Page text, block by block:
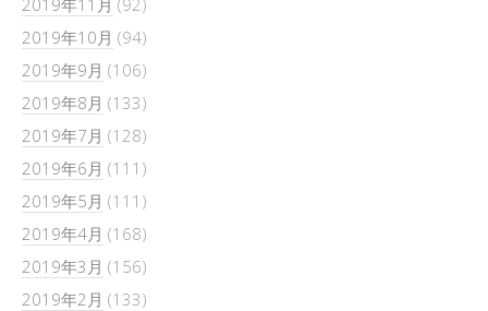
2019年10月 (94)
2019年9月 (106)
2019年8月 (133)
2019年7月 (128)
2019年6月 (111)
2019年5月 (111)
2019年4月 (168)
2019年3月 (156)
2019年2月 (133)